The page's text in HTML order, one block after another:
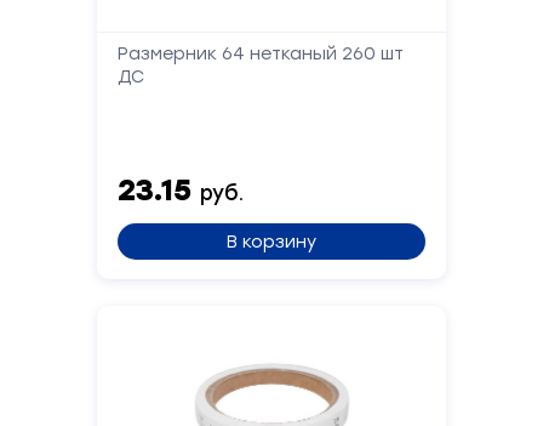
Размерник 64 нетканый 260 шт
ДС
23.15 руб.
В корзинуТелефон